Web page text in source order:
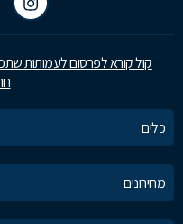
קול קורא לפרסום לעמותות
כלים
מחירונים